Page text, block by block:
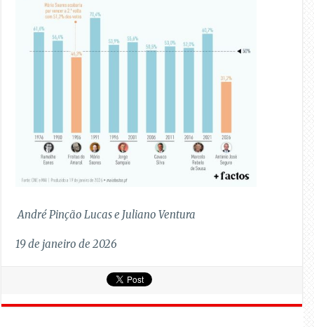
André Pinção Lucas e Juliano Ventura
19 de janeiro de 2026